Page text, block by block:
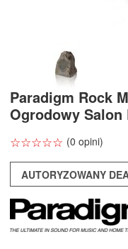
Paradigm Rock
Ogrodowy Salon
☆☆☆☆☆
★★★★★ (0 opini)
AUTORYZOWANY